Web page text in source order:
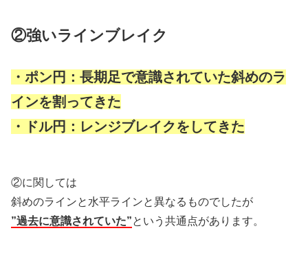
②強いラインブレイク
・ポン円：長期足で意識されていた斜めのラ
インを割ってきた
・ドル円：レンジブレイクをしてきた
②に関しては
斜めのラインと水平ラインと異なるものでしたが
”過去に意識されていた”という共通点があります。